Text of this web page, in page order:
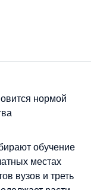
нормой
обучение
местах
вузов и треть